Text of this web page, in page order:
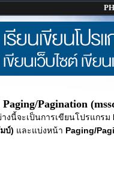
Pagination
างนี้จะเป็นการเขียนโปรแกรม
บ์) และแบ่งหน้า Paging/